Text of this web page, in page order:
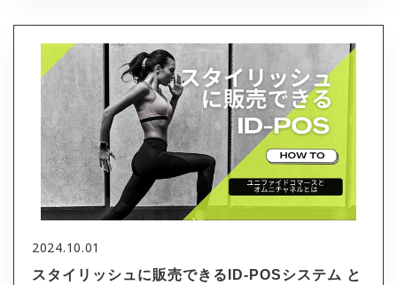
2024.10.01
スタイリッシュに販売できるID-POSシステム と